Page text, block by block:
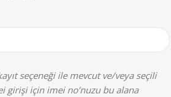
seçeneği ile mevcut ve/veya seçili
girişi için imei no’nuzu bu alana